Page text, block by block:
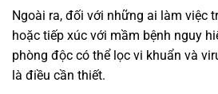
Ngoài ra, đối với những ai làm việc
hoặc tiếp xúc với mầm bệnh nguy
phòng độc có thể lọc vi khuẩn và
là điều cần thiết.